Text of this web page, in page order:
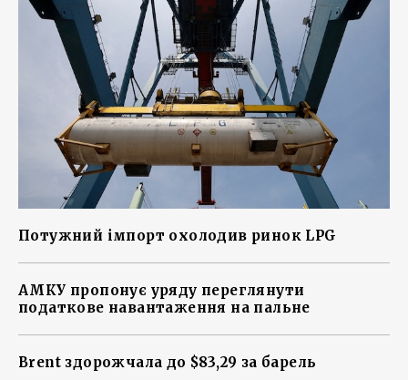
Потужний імпорт охолодив ринок LPG
АМКУ пропонує уряду переглянути
податкове навантаження на пальне
Brent здорожчала до $83,29 за барель